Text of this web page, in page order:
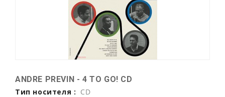
ANDRE PREVIN - 4 TO GO! CD
Тип носителя : CD